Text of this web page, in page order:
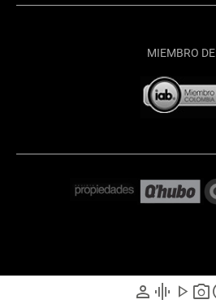
person graphic_eq play_arrow photo_camera
MIEMBRO